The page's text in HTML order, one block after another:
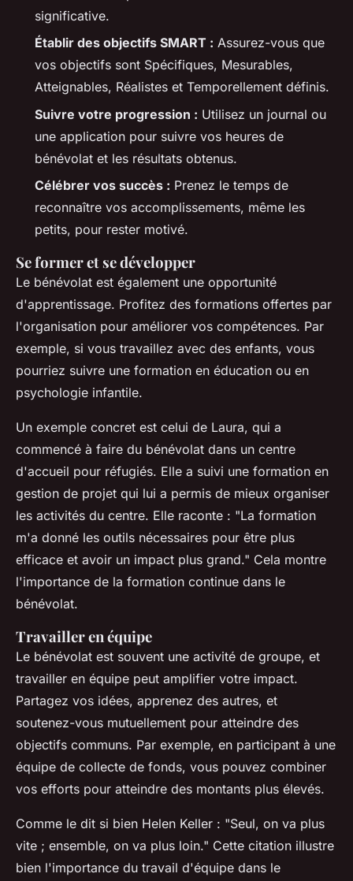
significative.
Établir des objectifs SMART : Assurez-vous que
vos objectifs sont Spécifiques, Mesurables,
Atteignables, Réalistes et Temporellement définis.
Suivre votre progression : Utilisez un journal ou
une application pour suivre vos heures de
bénévolat et les résultats obtenus.
Célébrer vos succès : Prenez le temps de
reconnaître vos accomplissements, même les
petits, pour rester motivé.
Se former et se développer
Le bénévolat est également une opportunité
d'apprentissage. Profitez des formations offertes par
l'organisation pour améliorer vos compétences. Par
exemple, si vous travaillez avec des enfants, vous
pourriez suivre une formation en éducation ou en
psychologie infantile.
Un exemple concret est celui de Laura, qui a
commencé à faire du bénévolat dans un centre
d'accueil pour réfugiés. Elle a suivi une formation en
gestion de projet qui lui a permis de mieux organiser
les activités du centre. Elle raconte : "La formation
m'a donné les outils nécessaires pour être plus
efficace et avoir un impact plus grand." Cela montre
l'importance de la formation continue dans le
bénévolat.
Travailler en équipe
Le bénévolat est souvent une activité de groupe, et
travailler en équipe peut amplifier votre impact.
Partagez vos idées, apprenez des autres, et
soutenez-vous mutuellement pour atteindre des
objectifs communs. Par exemple, en participant à une
équipe de collecte de fonds, vous pouvez combiner
vos efforts pour atteindre des montants plus élevés.
Comme le dit si bien Helen Keller : "Seul, on va plus
vite ; ensemble, on va plus loin." Cette citation illustre
bien l'importance du travail d'équipe dans le